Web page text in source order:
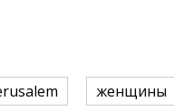
женщины